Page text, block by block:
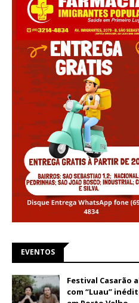
EVENTOS
Festival Casarão
com “Luau”